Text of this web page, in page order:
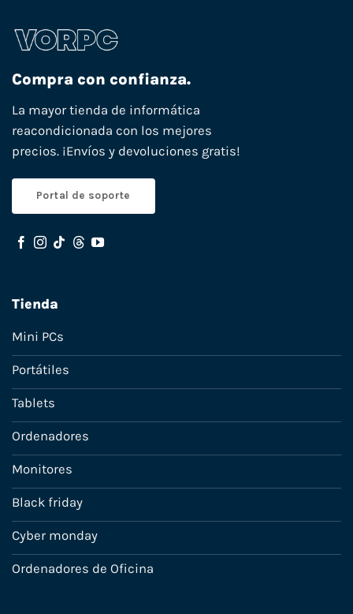
Compra con confianza.
La mayor tienda de informática
reacondicionada con los mejores
precios. ¡Envíos y devoluciones gratis!
Portal de soporte
Tienda
Mini PCs
Portátiles
Tablets
Ordenadores
Monitores
Black friday
Cyber monday
Ordenadores de Oficina